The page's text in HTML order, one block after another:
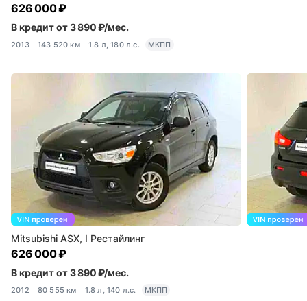
626 000 ₽
В кредит от 3 890 ₽/мес.
2013 143 520 км 1.8 л, 180 л.с. МКПП
Mitsubishi ASX, I Рестайлинг
626 000 ₽
В кредит от 3 890 ₽/мес.
2012 80 555 км 1.8 л, 140 л.с. МКПП